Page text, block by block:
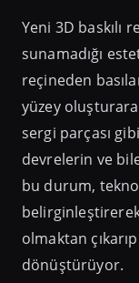
Yeni 3D baskılı
sunamadığı
reçineden
yüzey
sergi parçası
devrelerin ve
bu durum,
olmaktan
dönüştürüyor.